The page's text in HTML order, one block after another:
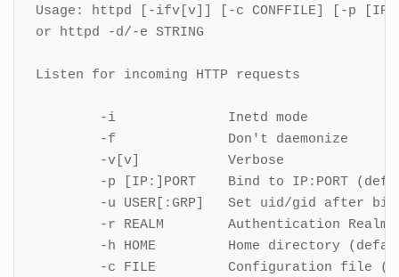
Usage: httpd [-ifv[v]] [-c CONFFILE] [-p
or httpd -d/-e STRING
Listen for incoming HTTP requests
        -i              Inetd mode
        -f              Don't daemonize
        -v[v]           Verbose
-p [IP:]PORT    Bind to IP:PORT
-u USER[:GRP]   Set uid/gid after
-r REALM        Authentication Realm
-h HOME         Home directory
-c FILE         Configuration file